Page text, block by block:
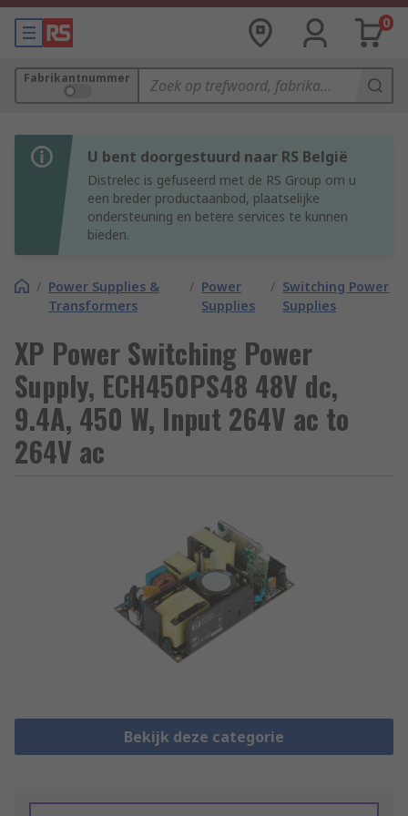
0
Fabrikantnummer
U bent doorgestuurd naar RS België
Distrelec is gefuseerd met de RS Group om u
een breder productaanbod, plaatselijke
ondersteuning en betere services te kunnen
bieden.
/ Power Supplies &
Transformers
/ Power
Supplies
/ Switching Power
Supplies
XP Power Switching Power
Supply, ECH450PS48 48V dc,
9.4A, 450 W, Input 264V ac to
264V ac
Bekijk deze categorie